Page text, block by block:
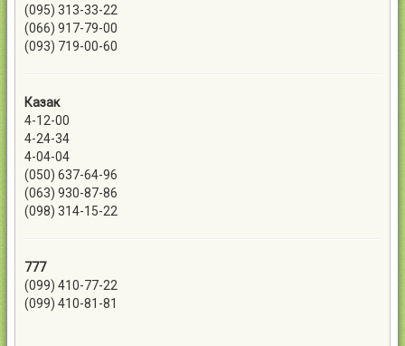
(095) 313-33-22
(066) 917-79-00
(093) 719-00-60
Казак
4-12-00
4-24-34
4-04-04
(050) 637-64-96
(063) 930-87-86
(098) 314-15-22
777
(099) 410-77-22
(099) 410-81-81